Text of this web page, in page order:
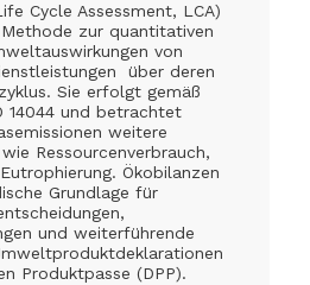
Cycle Assessment, LCA)
zur quantitativen
von
über deren
Sie erfolgt gemäß
14044 und betrachtet
weitere
Ressourcenverbrauch,
Ökobilanzen
Grundlage für
und weiterführende
Produktpasse (DPP).